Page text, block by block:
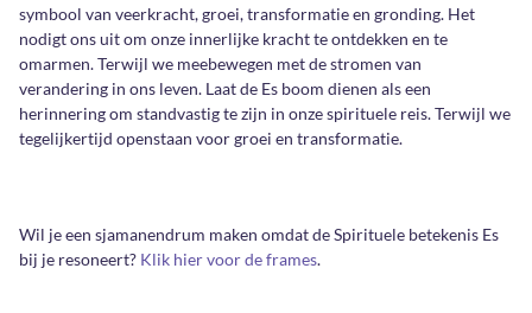
symbool van veerkracht, groei, transformatie en gronding. Het
nodigt ons uit om onze innerlijke kracht te ontdekken en te
omarmen. Terwijl we meebewegen met de stromen van
verandering in ons leven. Laat de Es boom dienen als een
herinnering om standvastig te zijn in onze spirituele reis. Terwijl we
tegelijkertijd openstaan voor groei en transformatie.
Wil je een sjamanendrum maken omdat de Spirituele betekenis Es
bij je resoneert? Klik hier voor de frames.